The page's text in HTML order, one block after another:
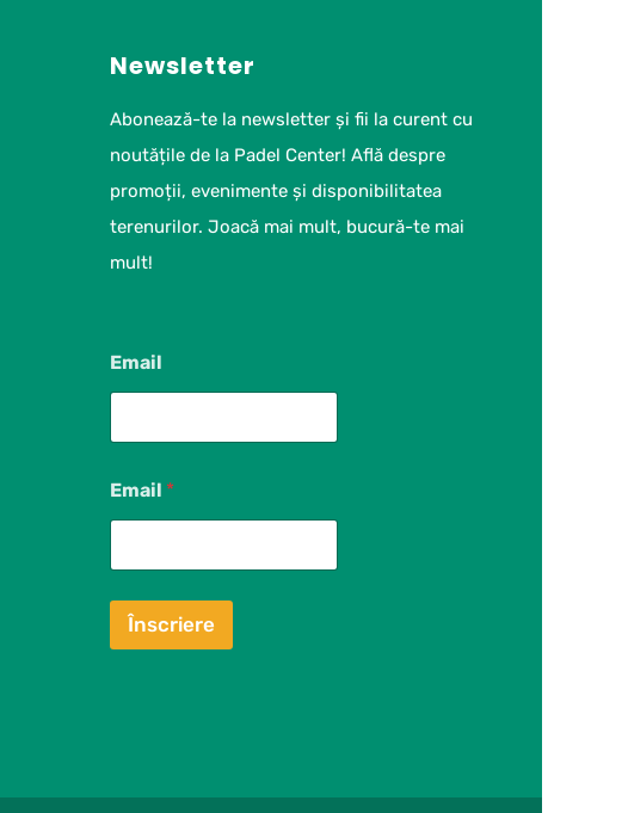
Newsletter
Abonează-te la newsletter și fii la curent cu
noutățile de la Padel Center! Află despre
promoții, evenimente și disponibilitatea
terenurilor. Joacă mai mult, bucură-te mai
mult!
Email
Email *
Înscriere